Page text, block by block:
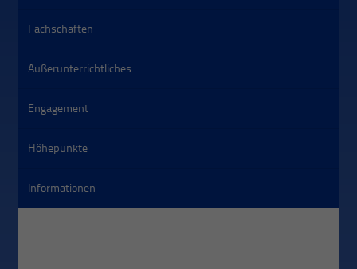
Fachschaften
Außerunterrichtliches
Engagement
Höhepunkte
Informationen